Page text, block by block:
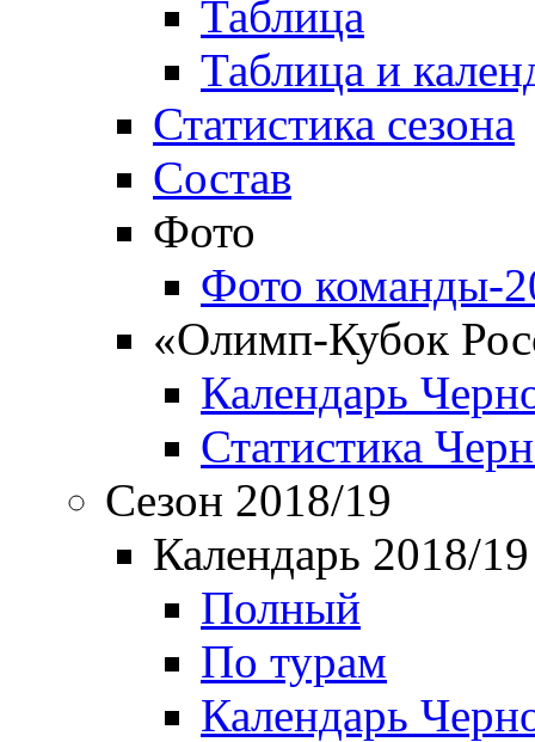
Таблица
Таблица и
Статистика сезона
Состав
Фото
Фото команды-
«Олимп-Кубок
Календарь
Статистика
Сезон 2018/19
Календарь 2018/19
Полный
По турам
Календарь